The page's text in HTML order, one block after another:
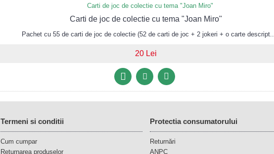
Carti de joc de colectie cu tema "Joan Miro"
Pachet cu 55 de carti de joc de colectie (52 de carti de joc + 2 jokeri + o carte descript..
20 Lei
Termeni si conditii
Cum cumpar
Returnarea produselor
Protectia consumatorului
Returnări
ANPC